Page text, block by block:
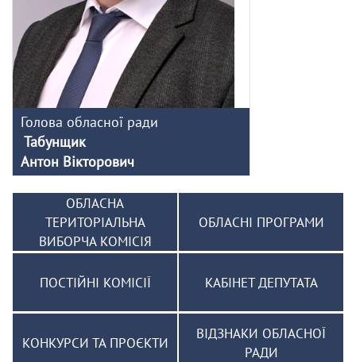
Голова обласної ради
Табунщик
Антон Вікторович
ОБЛАСНА
ТЕРИТОРІАЛЬНА
ВИБОРЧА КОМІСІЯ
ОБЛАСНІ ПРОГРАМИ
ПОСТІЙНІ КОМІСІЇ КАБІНЕТ ДЕПУТАТА
КОНКУРСИ ТА ПРОЄКТИ
ВІДЗНАКИ ОБЛАСНОЇ
РАДИ